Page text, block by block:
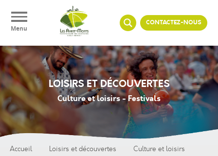
Menu
CONTACTEZ-NOUS
LOISIRS ET DÉCOUVERTES
Culture et loisirs - Festivals
Accueil Loisirs et découvertes Culture et loisirs
Panneau de gestion des cookies